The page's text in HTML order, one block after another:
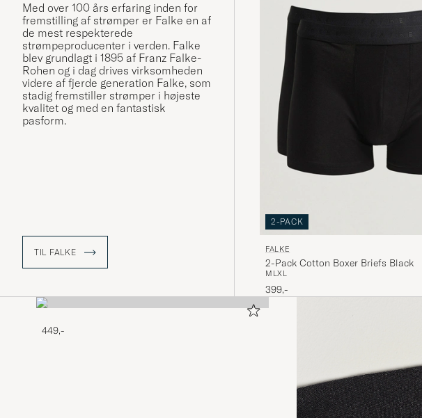
Med over 100 års erfaring inden for
fremstilling af strømper er Falke en af
de mest respekterede
strømpeproducenter i verden. Falke
blev grundlagt i 1895 af Franz Falke-
Rohen og i dag drives virksomheden
videre af fjerde generation Falke, som
stadig fremstiller strømper i højeste
kvalitet og med en fantastisk
pasform.
TIL FALKE
2-PACK
FALKE
2-Pack Cotton Boxer Briefs Black
M LXL
399,-
449,-